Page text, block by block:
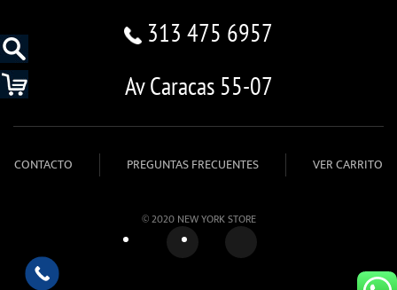
313 475 6957
Av Caracas 55-07
CONTACTO PREGUNTAS FRECUENTES VER CARRITO
© 2020 NEW YORK STORE